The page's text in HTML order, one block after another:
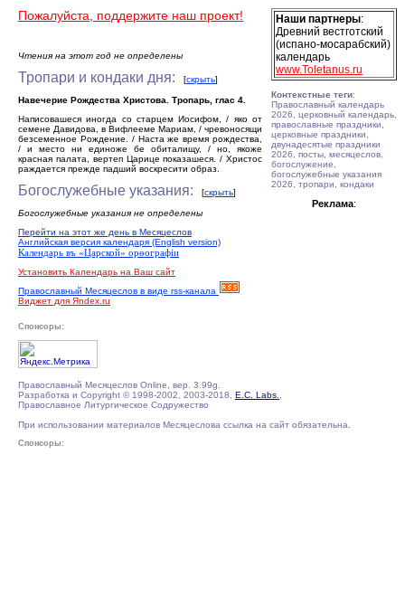
Пожалуйста, поддержите наш проект!
Чтения на этот год не определены
Тропари и кондаки дня: [скрыть]
Навечерие Рождества Христова. Тропарь, глас 4.
Написовашеся иногда со старцем Иосифом, / яко от
семене Давидова, в Вифлееме Мариам, / чревоносящи
безсеменное Рождение. / Наста же время рождества,
/ и место ни единоже бе обиталищу, / но, якоже
красная палата, вертеп Царице показашеся. / Христос
раждается прежде падший воскресити образ.
Богослужебные указания: [скрыть]
Богослужебные указания не определены
Перейти на этот же день в Месяцеслов
Английская версия календаря (English version)
Календарь въ «Царской» орѳографiи
Установить Календарь на Ваш сайт
Православный Месяцеслов в виде rss-канала
Виджет для Яndex.ru
Наши партнеры:
Древний вестготский
(испано-мосарабский)
календарь
www.Toletanus.ru
Контекстные теги:
Православный календарь
2026, церковный календарь,
православные праздники,
церковные праздники,
двунадесятые праздники
2026, посты, месяцеслов,
богослужение,
богослужебные указания
2026, тропари, кондаки
Реклама:
Спонсоры:
Православный Месяцеслов Online, вер. 3.99g.
Разработка и Copyright © 1998-2002, 2003-2018, E.C. Labs.
Православное Литургическое Содружество
При использовании материалов Месяцеслова ссылка на сайт обязательна.
Спонсоры: